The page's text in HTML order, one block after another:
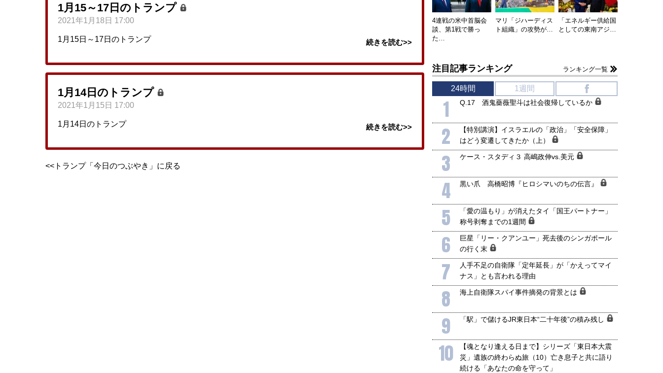
1月15～17日のトランプ
2021年1月18日 17:00
1月15日～17日のトランプ 続きを読む>>
1月14日のトランプ
2021年1月15日 17:00
1月14日のトランプ 続きを読む>>
<<トランプ「今日のつぶやき」に戻る
4連戦の米中首脳会
談、第1戦で勝っ
た…
マリ「ジハーディス
ト組織」の攻勢が…
「エネルギー供給国
としての東南アジ…
注目記事ランキング ランキング一覧
24時間 1週間
1 Q.17 酒鬼薔薇聖斗は社会復帰しているか
2
【特別講演】イスラエルの「政治」「安全保障」
はどう変遷してきたか（上）
3 ケース・スタディ３ 高嶋政伸vs.美元
4 黒い爪 高橋昭博『ヒロシマいのちの伝言』
5
「愛の温もり」が消えたタイ「国王パートナー」
称号剥奪までの1週間
6
巨星「リー・クアンユー」死去後のシンガポール
の行く末
7
人手不足の自衛隊「定年延長」が「かえってマイ
ナス」とも言われる理由
8 海上自衛隊スパイ事件摘発の背景とは
9 「駅」で儲けるJR東日本“二十年後”の積み残し
10
【魂となり逢える日まで】シリーズ「東日本大震
災」遺族の終わらぬ旅（10）亡き息子と共に語り
続ける「あなたの命を守って」